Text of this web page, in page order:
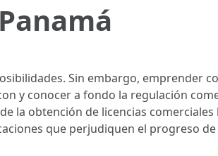
Sin embargo, emprender
y conocer a fondo la regulación
la obtención de licencias comerciales
que perjudiquen el progreso